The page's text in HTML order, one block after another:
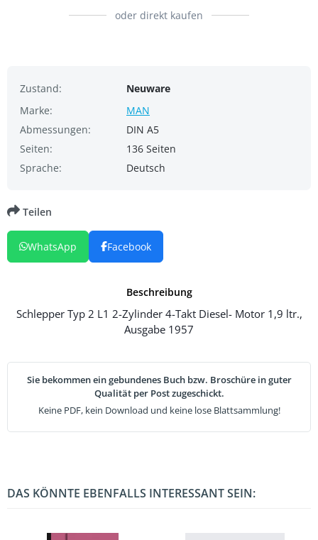
oder direkt kaufen
Zustand:
Neuware
Marke:
MAN
Abmessungen:
DIN A5
Seiten:
136 Seiten
Sprache:
Deutsch
Beschreibung
Schlepper Typ 2 L1 2-Zylinder 4-Takt Diesel- Motor 1,9 ltr.,
Ausgabe 1957
Sie bekommen ein gebundenes Buch bzw. Broschüre in guter
Qualität per Post zugeschickt.
Keine PDF, kein Download und keine lose Blattsammlung!
Teilen
WhatsApp Facebook
DAS KÖNNTE EBENFALLS INTERESSANT SEIN: